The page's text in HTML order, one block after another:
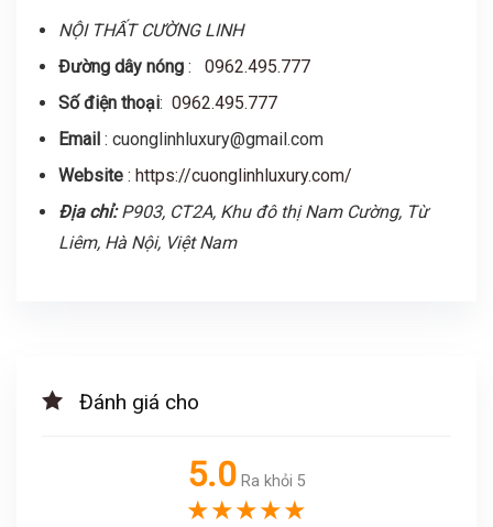
NỘI THẤT CƯỜNG LINH
Đường dây nóng: 0962.495.777
Số điện thoại: 0962.495.777
Email: cuonglinhluxury@gmail.com
Website: https://cuonglinhluxury.com/
Địa chỉ:P903, CT2A, Khu đô thị Nam Cường, Từ
Liêm, Hà Nội, Việt Nam
Đánh giá cho
5.0 Ra khỏi 5
★★★★★